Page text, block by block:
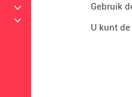
+
+
Gebruik
U kunt